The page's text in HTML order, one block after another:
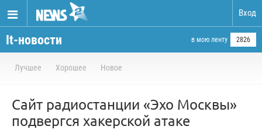
Вход
It-новости в мою ленту 2826
Лучшее Хорошее Новое
Сайт радиостанции «Эхо Москвы»
подвергся хакерской атаке